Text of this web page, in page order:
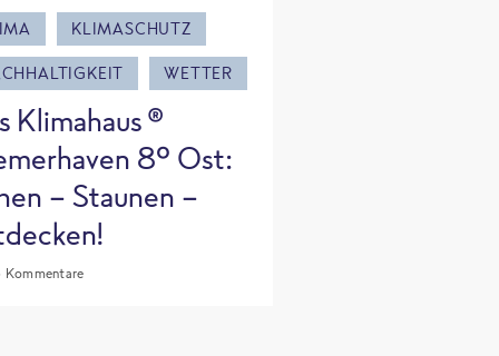
KLIMASCHUTZ
WETTER
Klimahaus ®
8° Ost:
- Staunen -
Kommentare